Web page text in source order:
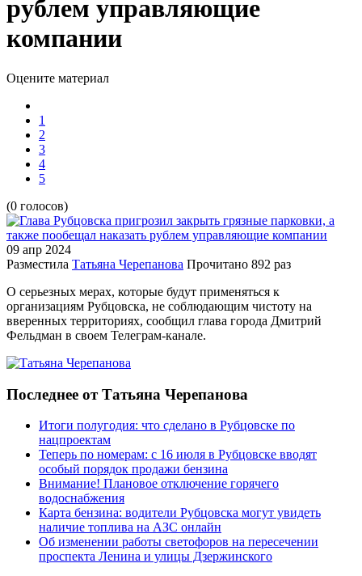
рублем управляющие
компании
Оцените материал
1
2
3
4
5
(0 голосов)
09 апр 2024
Разместила Татьяна Черепанова Прочитано 892 раз
О серьезных мерах, которые будут применяться к
организациям Рубцовска, не соблюдающим чистоту на
вверенных территориях, сообщил глава города Дмитрий
Фельдман в своем Телеграм-канале.
Последнее от Татьяна Черепанова
Итоги полугодия: что сделано в Рубцовске по
нацпроектам
Теперь по номерам: с 16 июля в Рубцовске вводят
особый порядок продажи бензина
Внимание! Плановое отключение горячего
водоснабжения
Карта бензина: водители Рубцовска могут увидеть
наличие топлива на АЗС онлайн
Об изменении работы светофоров на пересечении
проспекта Ленина и улицы Дзержинского